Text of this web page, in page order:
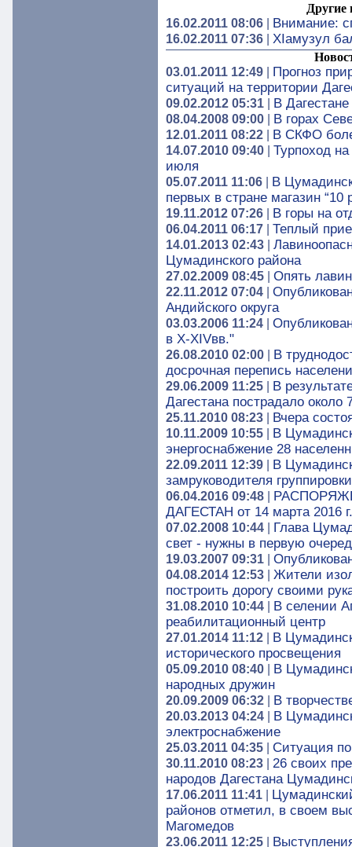
Другие
16.02.2011 08:06
Внимание:
16.02.2011 07:36 ХIамузул
03.01.2011 12:49
Прогноз
ситуаций на территории
09.02.2012 05:31 В
08.04.2008 09:00 В горах
12.01.2011 08:22 В СКФО
14.07.2010 09:40
Турпоход
июля
05.07.2011 11:06
В
первых в стране магазин “10
19.11.2012 07:26 В горы на
06.04.2011 06:17 Теплый
14.01.2013 02:43
Цумадинского района
27.02.2009 08:45 Опять
22.11.2012 07:04
Андийского округа
03.03.2006 11:24
в X-XIVвв."
26.08.2010 02:00
В
досрочная перепись
29.06.2009 11:25
В
Дагестана пострадало около
25.11.2010 08:23 Вчера
10.11.2009 10:55
В
энергоснабжение 28
22.09.2011 12:39
В
замруководителя
06.04.2016 09:48
ДАГЕСТАН от 14 марта 2016
07.02.2008 10:44
Глава
свет - нужны в первую
19.03.2007 09:31
04.08.2014 12:53
Жители
построить дорогу своими
31.08.2010 10:44
В селении
реабилитационный центр
27.01.2014 11:12
В
исторического просвещения
05.09.2010 08:40
В
народных дружин
20.09.2009 06:32 В
20.03.2013 04:24
В
электроснабжение
25.03.2011 04:35 Ситуация
30.11.2010 08:23
26 своих
народов Дагестана
17.06.2011 11:41
районов отметил, в своем
Магомедов
23.06.2011 12:25